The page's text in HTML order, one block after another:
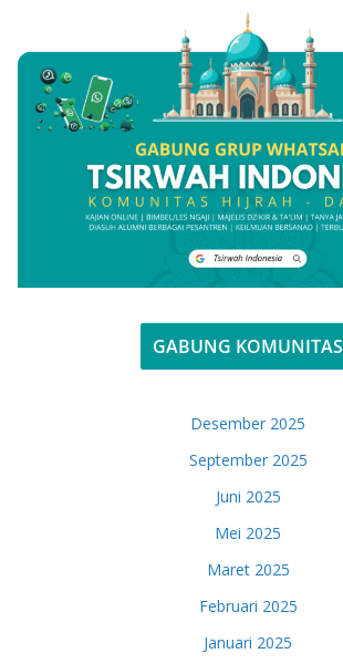
GABUNG KOMUNITAS
Desember 2025
September 2025
Juni 2025
Mei 2025
Maret 2025
Februari 2025
Januari 2025